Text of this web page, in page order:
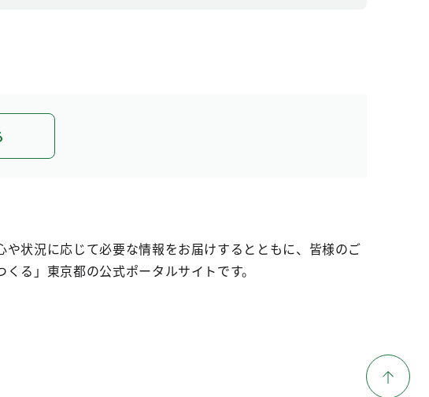
や状況に応じて必要な情報をお届けするとともに、皆様のご
る」東京都の公式ポータルサイトです。